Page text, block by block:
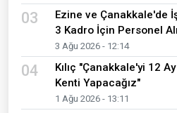
03
Ezine ve Çanakkale'de
3 Kadro İçin Personel
3 Ağu 2026 - 12:14
04
Kılıç "Çanakkale'yi 12
Kenti Yapacağız"
1 Ağu 2026 - 13:11